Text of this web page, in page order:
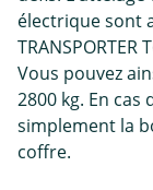
électrique sont
TRANSPORTER
Vous pouvez
2800 kg. En
simplement la
coffre.